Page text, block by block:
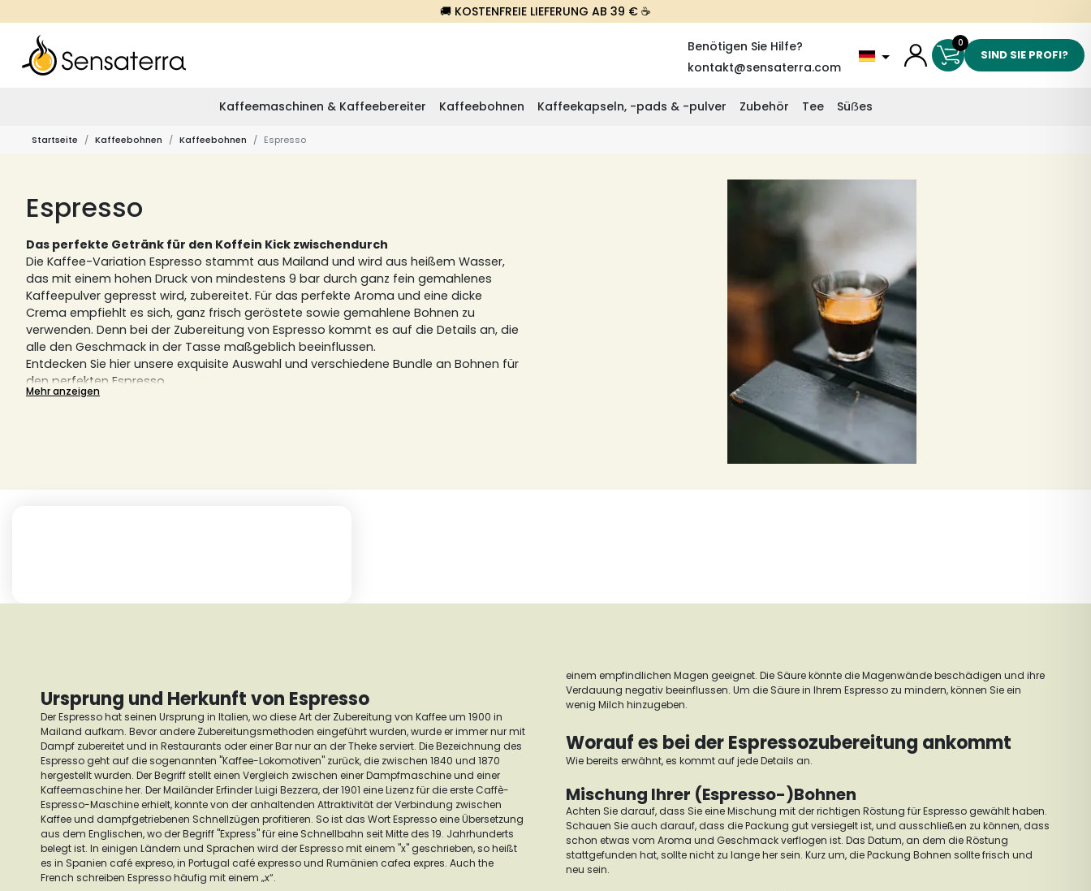
🚚 KOSTENFREIE LIEFERUNG AB 39 € ☕
Benötigen Sie Hilfe?
kontakt@sensaterra.com
0
SIND SIE PROFI?
Kaffeemaschinen & Kaffeebereiter Kaffeebohnen Kaffeekapseln, -pads & -pulver Zubehör Tee Süẞes
Startseite Kaffeebohnen Kaffeebohnen Espresso
Espresso
Das perfekte Getränk für den Koffein Kick zwischendurch
Die Kaffee-Variation Espresso stammt aus Mailand und wird aus heißem Wasser,
das mit einem hohen Druck von mindestens 9 bar durch ganz fein gemahlenes
Kaffeepulver gepresst wird, zubereitet. Für das perfekte Aroma und eine dicke
Crema empfiehlt es sich, ganz frisch geröstete sowie gemahlene Bohnen zu
verwenden. Denn bei der Zubereitung von Espresso kommt es auf die Details an, die
alle den Geschmack in der Tasse maßgeblich beeinflussen.
Entdecken Sie hier unsere exquisite Auswahl und verschiedene Bundle an Bohnen für
den perfekten Espresso.
Mehr anzeigen
Ursprung und Herkunft von Espresso
Der Espresso hat seinen Ursprung in Italien, wo diese Art der Zubereitung von Kaffee um 1900 in
Mailand aufkam. Bevor andere Zubereitungsmethoden eingeführt wurden, wurde er immer nur mit
Dampf zubereitet und in Restaurants oder einer Bar nur an der Theke serviert. Die Bezeichnung des
Espresso geht auf die sogenannten "Kaffee-Lokomotiven" zurück, die zwischen 1840 und 1870
hergestellt wurden. Der Begriff stellt einen Vergleich zwischen einer Dampfmaschine und einer
Kaffeemaschine her. Der Mailänder Erfinder Luigi Bezzera, der 1901 eine Lizenz für die erste Caffè-
Espresso-Maschine erhielt, konnte von der anhaltenden Attraktivität der Verbindung zwischen
Kaffee und dampfgetriebenen Schnellzügen profitieren. So ist das Wort Espresso eine Übersetzung
aus dem Englischen, wo der Begriff "Express" für eine Schnellbahn seit Mitte des 19. Jahrhunderts
belegt ist. In einigen Ländern und Sprachen wird der Espresso mit einem "x" geschrieben, so heißt
es in Spanien café expreso, in Portugal café expressound Rumänien cafea expres. Auch the
French schreiben Espresso häufig mit einem „x“.
einem empfindlichen Magen geeignet. Die Säure könnte die Magenwände beschädigen und ihre
Verdauung negativ beeinflussen. Um die Säure in Ihrem Espresso zu mindern, können Sie ein
wenig Milch hinzugeben.
Worauf es bei der Espressozubereitung ankommt
Wie bereits erwähnt, es kommt auf jede Details an.
Mischung Ihrer (Espresso-)Bohnen
Achten Sie darauf, dass Sie eine Mischung mit der richtigen Röstung für Espresso gewählt haben.
Schauen Sie auch darauf, dass die Packung gut versiegelt ist, und ausschließen zu können, dass
schon etwas vom Aroma und Geschmack verflogen ist. Das Datum, an dem die Röstung
stattgefunden hat, sollte nicht zu lange her sein. Kurz um, die Packung Bohnen sollte frisch und
neu sein.